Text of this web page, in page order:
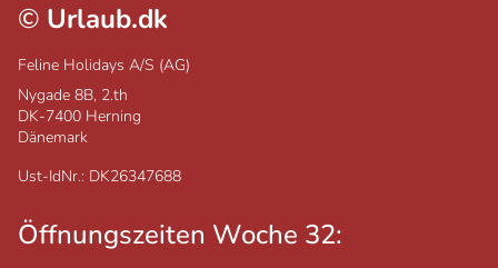
© Urlaub.dk
Feline Holidays A/S (AG)
Nygade 8B, 2.th
DK-7400 Herning
Dänemark
Ust-IdNr.: DK26347688
Öffnungszeiten Woche 32: